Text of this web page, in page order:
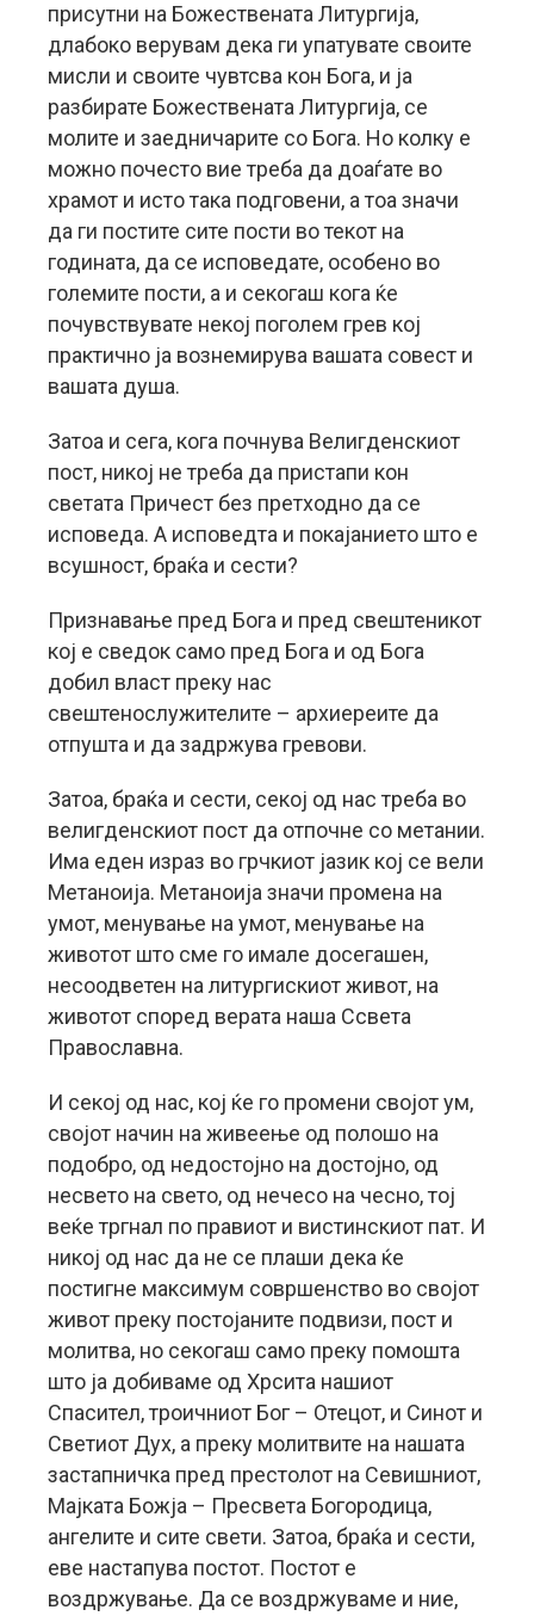
присутни на Божествената Литургија,
длабоко верувам дека ги упатувате своите
мисли и своите чувтсва кон Бога, и ја
разбирате Божествената Литургија, се
молите и заедничарите со Бога. Но колку е
можно почесто вие треба да доаѓате во
храмот и исто така подговени, а тоа значи
да ги постите сите пости во текот на
годината, да се исповедате, особено во
големите пости, а и секогаш кога ќе
почувствувате некој поголем грев кој
практично ја вознемирува вашата совест и
вашата душа.
Затоа и сега, кога почнува Велигденскиот
пост, никој не треба да пристапи кон
светата Причест без претходно да се
исповеда. А исповедта и покајанието што е
всушност, браќа и сести?
Признавање пред Бога и пред свештеникот
кој е сведок само пред Бога и од Бога
добил власт преку нас
свештенослужителите – архиереите да
отпушта и да задржува гревови.
Затоа, браќа и сести, секој од нас треба во
велигденскиот пост да отпочне со метании.
Има еден израз во грчкиот јазик кој се вели
Метаноија. Метаноија значи промена на
умот, менување на умот, менување на
животот што сме го имале досегашен,
несоодветен на литургискиот живот, на
животот според верата наша Ссвета
Православна.
И секој од нас, кој ќе го промени својот ум,
својот начин на живеење од полошо на
подобро, од недостојно на достојно, од
несвето на свето, од нечесо на чесно, тој
веќе тргнал по правиот и вистинскиот пат. И
никој од нас да не се плаши дека ќе
постигне максимум совршенство во својот
живот преку постојаните подвизи, пост и
молитва, но секогаш само преку помошта
што ја добиваме од Хрсита нашиот
Спасител, троичниот Бог – Отецот, и Синот и
Светиот Дух, а преку молитвите на нашата
застапничка пред престолот на Севишниот,
Мајката Божја – Пресвета Богородица,
ангелите и сите свети. Затоа, браќа и сести,
еве настапува постот. Постот е
воздржување. Да се воздржуваме и ние,